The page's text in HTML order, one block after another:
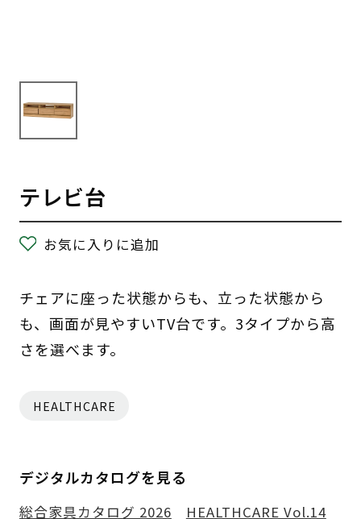
テレビ台
お気に入りに追加
チェアに座った状態からも、立った状態から
も、画面が見やすいTV台です。3タイプから高
さを選べます。
HEALTHCARE
デジタルカタログを見る
総合家具カタログ 2026 HEALTHCARE Vol.14